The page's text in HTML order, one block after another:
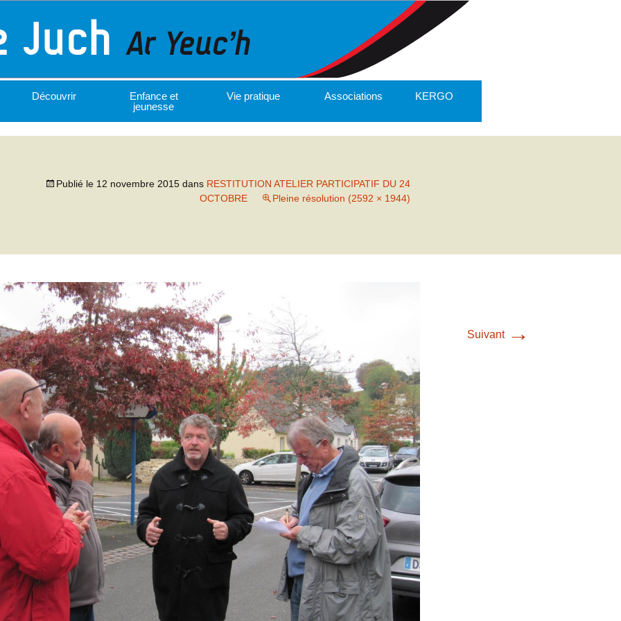
Découvrir
Enfance et
jeunesse
Vie pratique Associations KERGO
Publié le 12 novembre 2015 dans RESTITUTION ATELIER PARTICIPATIF DU 24
OCTOBRE
Pleine résolution (2592 × 1944)
Suivant →